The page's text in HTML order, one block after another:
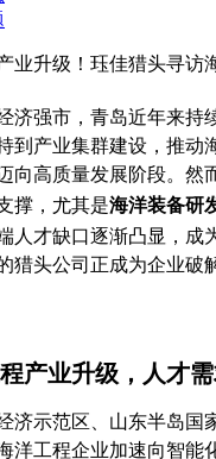
业升级！珏佳猎头寻访
济强市，青岛近年来持
到产业集群建设，推动
向高质量发展阶段。然
撑，尤其是海洋装备研
人才缺口逐渐凸显，成
猎头公司正成为企业破
产业升级，人才
济示范区、山东半岛国
洋工程企业加速向智能